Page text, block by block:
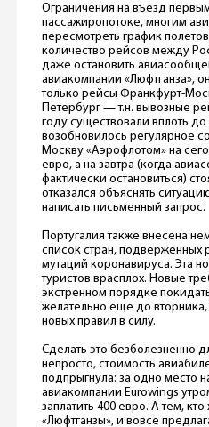
Ограничения на въезд
пассажиропотоке, многим
пересмотреть график
количество рейсов между
даже остановить
авиакомпании «Люфтганза»,
только рейсы Франкфурт-
Петербург — т.н. вывозные
году существовали вплоть
возобновилось регулярное
Москву «Аэрофлотом» на
евро, а на завтра (когда
фактически остановиться)
отказался объяснять
написать письменный запрос.
Португалия также внесена
список стран, подверженных
мутаций коронавируса. Эта
туристов врасплох. Новые
экстренном порядке
желательно еще до вторника,
новых правил в силу.
Сделать это безболезненно
непросто, стоимость
подпрыгнула: за одно место
авиакомпании Eurowings
заплатить 400 евро. А тем,
«Люфтганзы», и вовсе